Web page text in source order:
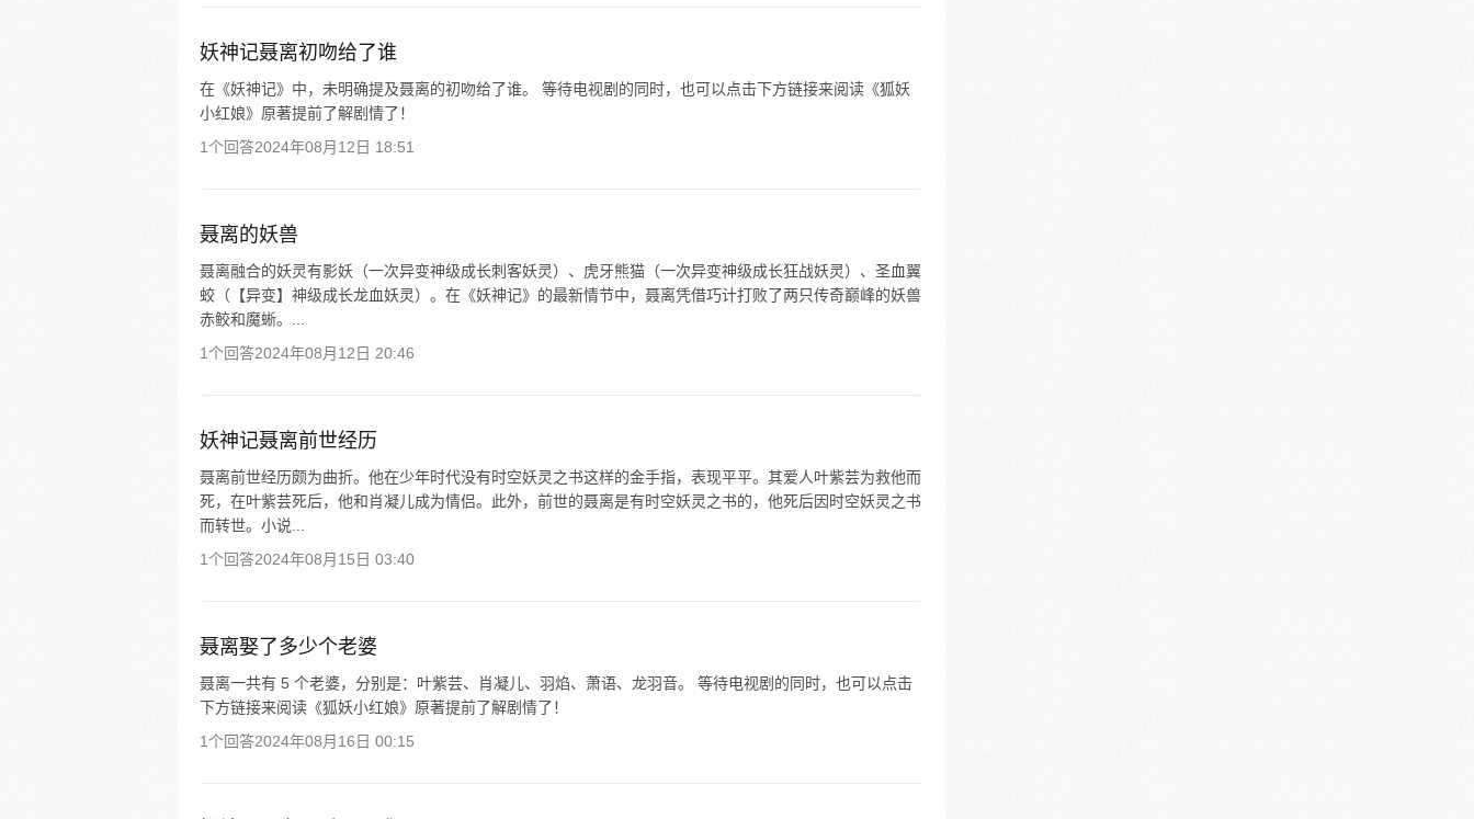
妖神记聂离初吻给了谁
在《妖神记》中，未明确提及聂离的初吻给了谁。 等待电视剧的同时，也可以点击下方链接来阅读《狐妖
小红娘》原著提前了解剧情了！
1个回答2024年08月12日 18:51
聂离的妖兽
聂离融合的妖灵有影妖（一次异变神级成长刺客妖灵）、虎牙熊猫（一次异变神级成长狂战妖灵）、圣血翼
蛟（【异变】神级成长龙血妖灵）。在《妖神记》的最新情节中，聂离凭借巧计打败了两只传奇巅峰的妖兽
赤鲛和魔蜥。...
1个回答2024年08月12日 20:46
妖神记聂离前世经历
聂离前世经历颇为曲折。他在少年时代没有时空妖灵之书这样的金手指，表现平平。其爱人叶紫芸为救他而
死，在叶紫芸死后，他和肖凝儿成为情侣。此外，前世的聂离是有时空妖灵之书的，他死后因时空妖灵之书
而转世。小说...
1个回答2024年08月15日 03:40
聂离娶了多少个老婆
聂离一共有 5 个老婆，分别是：叶紫芸、肖凝儿、羽焰、萧语、龙羽音。 等待电视剧的同时，也可以点击
下方链接来阅读《狐妖小红娘》原著提前了解剧情了！
1个回答2024年08月16日 00:15